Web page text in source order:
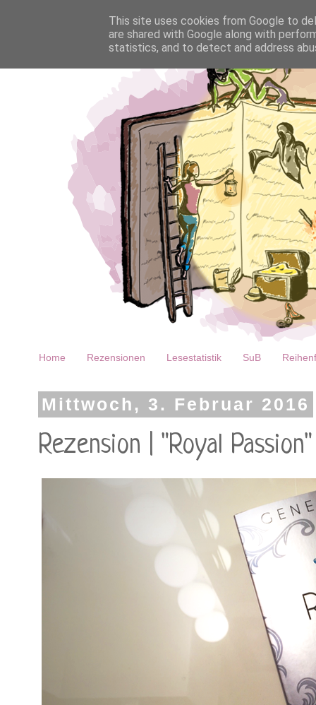
Home Rezensionen Lesestatistik SuB
Mittwoch, 3. Februar 2016
Rezension | "Royal
This site uses cookies from Google to
are shared with Google along with
statistics, and to detect and address